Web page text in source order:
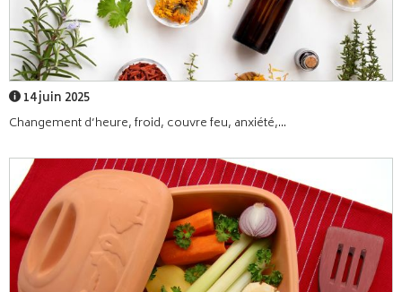
14 juin 2025
Changement d’heure, froid, couvre feu, anxiété,...